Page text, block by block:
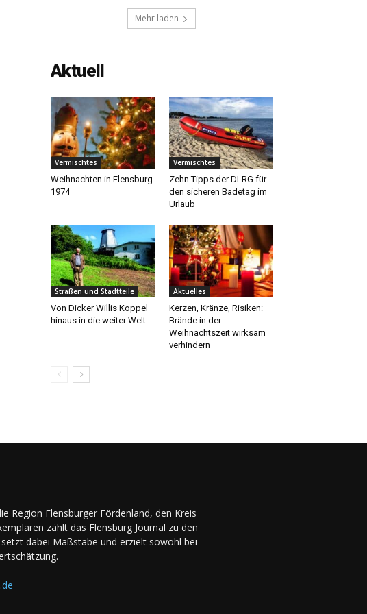
Mehr laden
Aktuell
Vermischtes
Weihnachten in Flensburg
1974
Vermischtes
Zehn Tipps der DLRG für
den sicheren Badetag im
Urlaub
Straßen und Stadtteile
Von Dicker Willis Koppel
hinaus in die weiter Welt
Aktuelles
Kerzen, Kränze, Risiken:
Brände in der
Weihnachtszeit wirksam
verhindern
Region Flensburger Fördenland, den Kreis
zählt das Flensburg Journal zu den
dabei Maßstäbe und erzielt sowohl bei